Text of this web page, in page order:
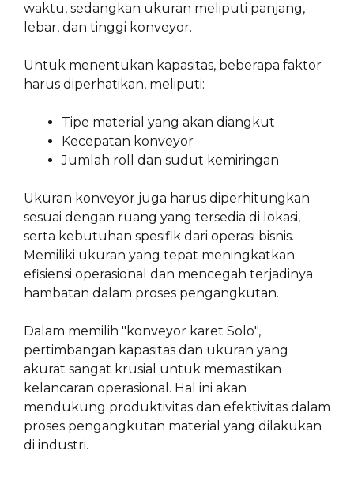
waktu, sedangkan ukuran meliputi panjang,
lebar, dan tinggi konveyor.
Untuk menentukan kapasitas, beberapa faktor
harus diperhatikan, meliputi:
Tipe material yang akan diangkut
Kecepatan konveyor
Jumlah roll dan sudut kemiringan
Ukuran konveyor juga harus diperhitungkan
sesuai dengan ruang yang tersedia di lokasi,
serta kebutuhan spesifik dari operasi bisnis.
Memiliki ukuran yang tepat meningkatkan
efisiensi operasional dan mencegah terjadinya
hambatan dalam proses pengangkutan.
Dalam memilih "konveyor karet Solo",
pertimbangan kapasitas dan ukuran yang
akurat sangat krusial untuk memastikan
kelancaran operasional. Hal ini akan
mendukung produktivitas dan efektivitas dalam
proses pengangkutan material yang dilakukan
di industri.